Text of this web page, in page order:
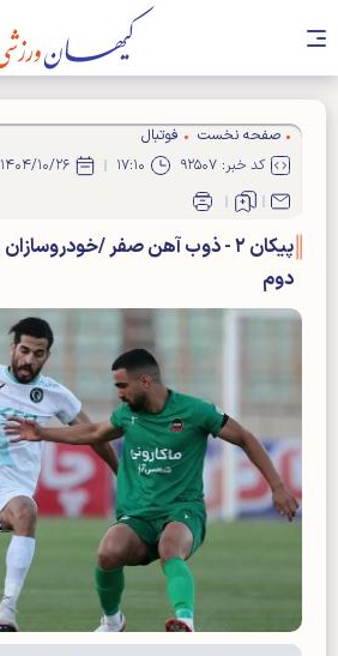
صفحه نخست
فوتبال
کد خبر: ۹۲۵۰۷
۱۷:۱۰ ۱۴۰۴/۱۰/۲۶
پیکان ۲ - ذوب آهن صفر /
دوم